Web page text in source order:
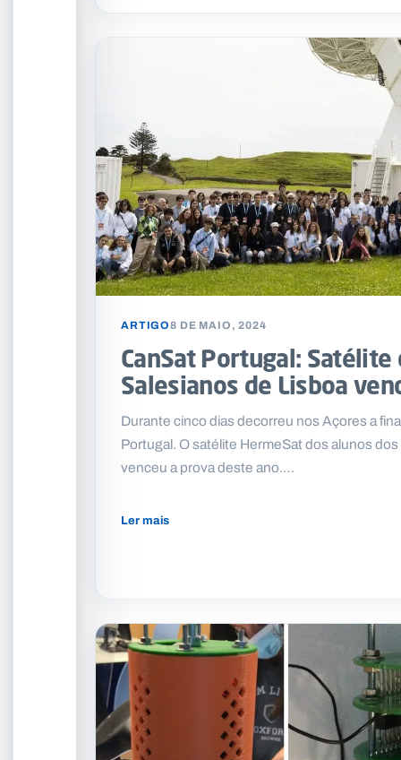
ARTIGO8 DE MAIO, 2024
CanSat Portugal: Satélite
Salesianos de Lisboa
Durante cinco dias decorreu nos Açores a
Portugal. O satélite HermeSat dos alunos
venceu a prova deste ano.…
Ler mais